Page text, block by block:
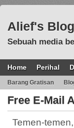
Alief's Blog
Sebuah media
Home Perihal
Barang Gratisan
Free E-Mail
Temen-